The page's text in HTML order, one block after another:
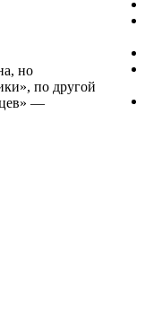
но
по другой
—